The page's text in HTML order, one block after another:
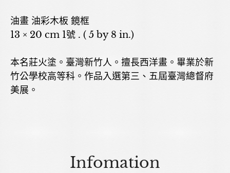
油畫 油彩木板 鏡框
13 × 20 cm 1號 . ( 5 by 8 in.)
本名莊火塗。臺灣新竹人。擅長西洋畫。畢業於新
竹公學校高等科。作品入選第三、五屆臺灣總督府
美展。
Infomation